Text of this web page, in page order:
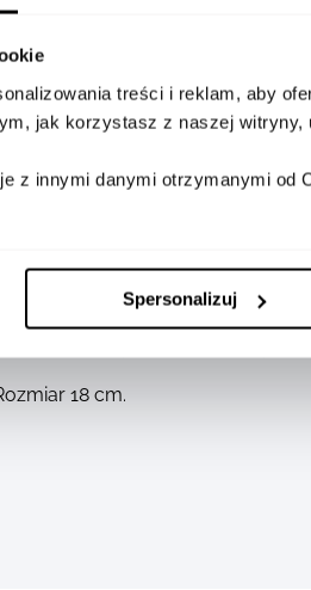
treści i reklam, aby
jak korzystasz z naszej witryny,
z innymi danymi otrzymanymi
Spersonalizuj
od Pomellato uchwyca więzi,
przedstawia dwie elipsy
18 cm.